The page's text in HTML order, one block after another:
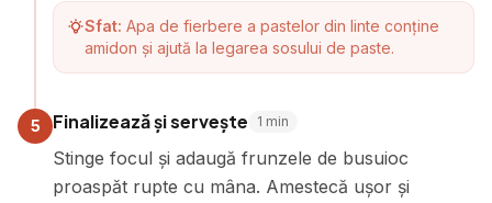
Sfat: Apa de fierbere a pastelor din linte conține
amidon și ajută la legarea sosului de paste.
5 Finalizează și servește 1 min
Stinge focul și adaugă frunzele de busuioc
proaspăt rupte cu mâna. Amestecă ușor și